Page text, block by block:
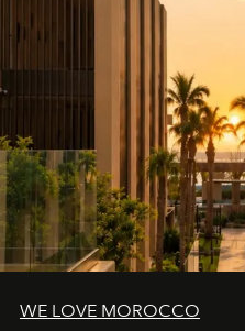
WE LOVE MOROCCO